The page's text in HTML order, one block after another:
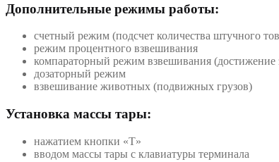
Дополнительные режимы работы:
счетный режим (подсчет количества штучного
режим процентного взвешивания
компараторный режим взвешивания (достижение
дозаторный режим
взвешивание животных (подвижных грузов)
Установка массы тары:
нажатием кнопки «T»
вводом массы тары с клавиатуры терминала